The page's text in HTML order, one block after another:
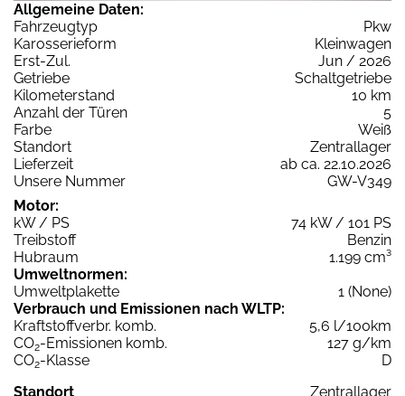
Allgemeine Daten:
Fahrzeugtyp
Pkw
Karosserieform
Kleinwagen
Erst-Zul.
Jun / 2026
Getriebe
Schaltgetriebe
Kilometerstand
10 km
Anzahl der Türen
5
Farbe
Weiß
Standort
Zentrallager
Lieferzeit
ab ca. 22.10.2026
Unsere Nummer
GW-V349
Motor:
kW / PS
74 kW / 101 PS
Treibstoff
Benzin
Hubraum
1.199 cm³
Umweltnormen:
Umweltplakette
1 (None)
Verbrauch und Emissionen nach WLTP:
Kraftstoffverbr. komb.
5,6 l/100km
CO2-Emissionen komb.
127 g/km
CO2-Klasse
D
Standort
Zentrallager